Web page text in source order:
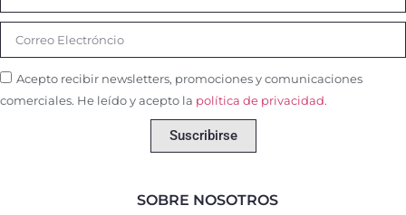
Acepto recibir newsletters, promociones y comunicaciones
comerciales. He leído y acepto la política de privacidad.
Suscribirse
SOBRE NOSOTROS